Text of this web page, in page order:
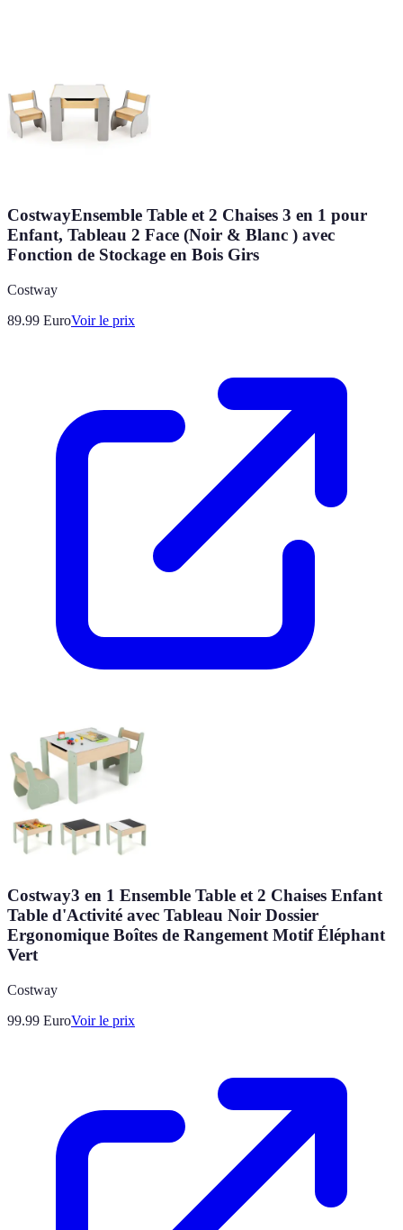
CostwayEnsemble Table et 2 Chaises 3 en 1 pour
Enfant, Tableau 2 Face (Noir & Blanc ) avec
Fonction de Stockage en Bois Girs
Costway
89.99 EuroVoir le prix
Costway3 en 1 Ensemble Table et 2 Chaises Enfant
Table d'Activité avec Tableau Noir Dossier
Ergonomique Boîtes de Rangement Motif Éléphant
Vert
Costway
99.99 EuroVoir le prix